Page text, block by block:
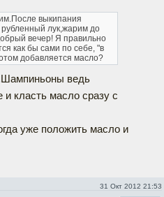
выкипания
лук,жарим до
вечер! Я правильно
как бы сами по себе, "в
добавляется масло?
ведь
класть масло сразу с
уже положить масло и
31 Окт 2012 21:53